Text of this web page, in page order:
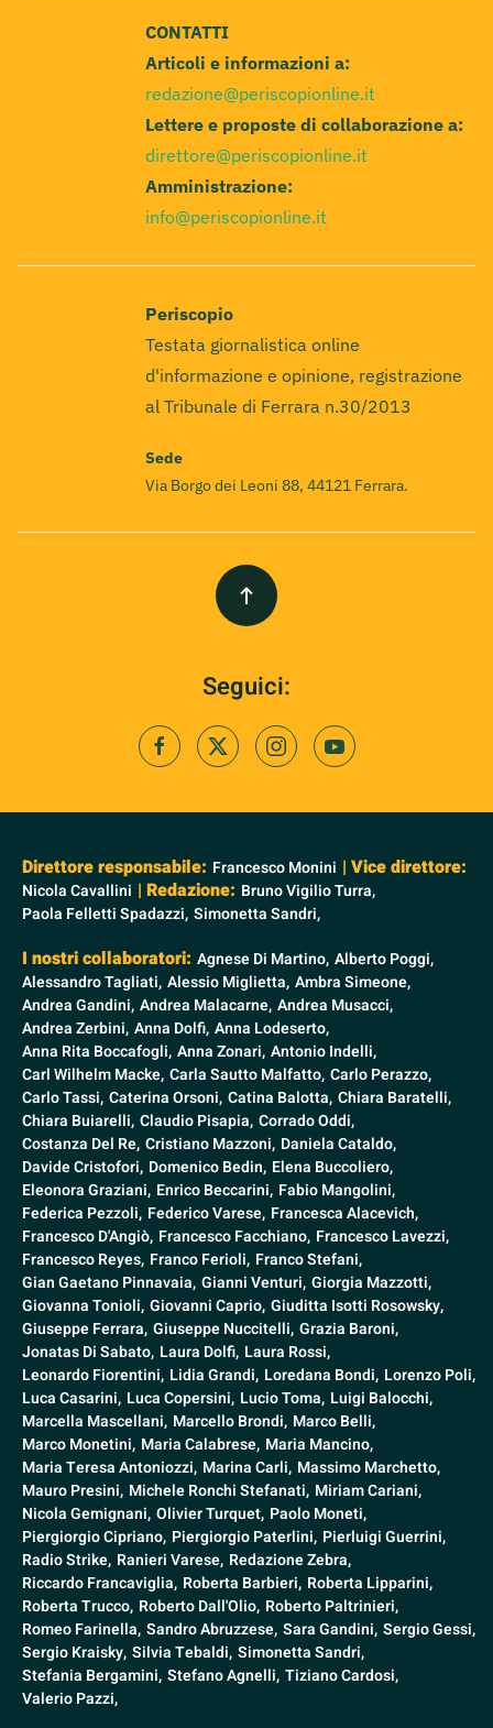
CONTATTI
Articoli e informazioni a:
redazione@periscopionline.it
Lettere e proposte di collaborazione a:
direttore@periscopionline.it
Amministrazione:
info@periscopionline.it
Periscopio
Testata giornalistica online
d'informazione e opinione, registrazione
al Tribunale di Ferrara n.30/2013
Sede
Via Borgo dei Leoni 88, 44121 Ferrara.
Seguici:
Direttore responsabile: Francesco Monini | Vice direttore:
Nicola Cavallini | Redazione: Bruno Vigilio Turra,
Paola Felletti Spadazzi, Simonetta Sandri,
I nostri collaboratori: Agnese Di Martino, Alberto Poggi,
Alessandro Tagliati, Alessio Miglietta, Ambra Simeone,
Andrea Gandini, Andrea Malacarne, Andrea Musacci,
Andrea Zerbini, Anna Dolfi, Anna Lodeserto,
Anna Rita Boccafogli, Anna Zonari, Antonio Indelli,
Carl Wilhelm Macke, Carla Sautto Malfatto, Carlo Perazzo,
Carlo Tassi, Caterina Orsoni, Catina Balotta, Chiara Baratelli,
Chiara Buiarelli, Claudio Pisapia, Corrado Oddi,
Costanza Del Re, Cristiano Mazzoni, Daniela Cataldo,
Davide Cristofori, Domenico Bedin, Elena Buccoliero,
Eleonora Graziani, Enrico Beccarini, Fabio Mangolini,
Federica Pezzoli, Federico Varese, Francesca Alacevich,
Francesco D'Angiò, Francesco Facchiano, Francesco Lavezzi,
Francesco Reyes, Franco Ferioli, Franco Stefani,
Gian Gaetano Pinnavaia, Gianni Venturi, Giorgia Mazzotti,
Giovanna Tonioli, Giovanni Caprio, Giuditta Isotti Rosowsky,
Giuseppe Ferrara, Giuseppe Nuccitelli, Grazia Baroni,
Jonatas Di Sabato, Laura Dolfi, Laura Rossi,
Leonardo Fiorentini, Lidia Grandi, Loredana Bondi, Lorenzo Poli,
Luca Casarini, Luca Copersini, Lucio Toma, Luigi Balocchi,
Marcella Mascellani, Marcello Brondi, Marco Belli,
Marco Monetini, Maria Calabrese, Maria Mancino,
Maria Teresa Antoniozzi, Marina Carli, Massimo Marchetto,
Mauro Presini, Michele Ronchi Stefanati, Miriam Cariani,
Nicola Gemignani, Olivier Turquet, Paolo Moneti,
Piergiorgio Cipriano, Piergiorgio Paterlini, Pierluigi Guerrini,
Radio Strike, Ranieri Varese, Redazione Zebra,
Riccardo Francaviglia, Roberta Barbieri, Roberta Lipparini,
Roberta Trucco, Roberto Dall'Olio, Roberto Paltrinieri,
Romeo Farinella, Sandro Abruzzese, Sara Gandini, Sergio Gessi,
Sergio Kraisky, Silvia Tebaldi, Simonetta Sandri,
Stefania Bergamini, Stefano Agnelli, Tiziano Cardosi,
Valerio Pazzi,